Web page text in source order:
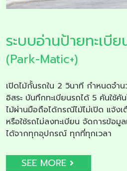
ระบบอ่านป้ายทะเบี
(Park-Matic+)
เปิดไม้กั้นรถใน 2 วินาที กำหนดจำ
อิสระ บันทึกทะเบียนรถได้ 5 คันใช้
ไม้ผ่านมือถือได้กรณีไม้ไม่เปิด แจ้ง
หรือใช้รถไม่ลงทะเบียน จัดการข้อมู
ได้จากทุกอุปกรณ์ ทุกที่ทุกเวลา
SEE MORE